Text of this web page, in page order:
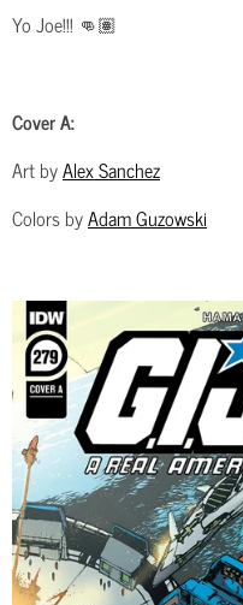
Yo Joe!!! 👊🏽
Cover A:
Art byAlex Sanchez
Colors byAdam Guzowski